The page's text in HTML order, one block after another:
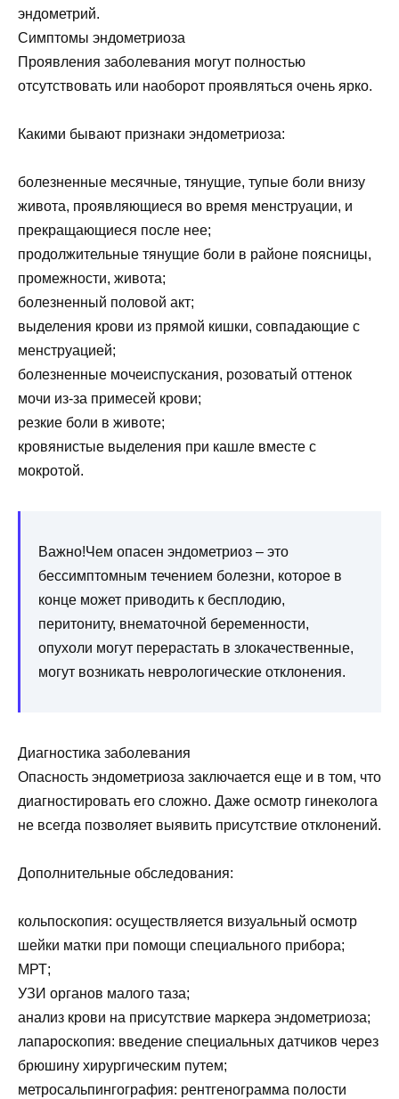
эндометрий.
Симптомы эндометриоза
Проявления заболевания могут полностью
отсутствовать или наоборот проявляться очень ярко.
Какими бывают признаки эндометриоза:
болезненные месячные, тянущие, тупые боли внизу
живота, проявляющиеся во время менструации, и
прекращающиеся после нее;
продолжительные тянущие боли в районе поясницы,
промежности, живота;
болезненный половой акт;
выделения крови из прямой кишки, совпадающие с
менструацией;
болезненные мочеиспускания, розоватый оттенок
мочи из-за примесей крови;
резкие боли в животе;
кровянистые выделения при кашле вместе с
мокротой.
Важно!Чем опасен эндометриоз – это
бессимптомным течением болезни, которое в
конце может приводить к бесплодию,
перитониту, внематочной беременности,
опухоли могут перерастать в злокачественные,
могут возникать неврологические отклонения.
Диагностика заболевания
Опасность эндометриоза заключается еще и в том, что
диагностировать его сложно. Даже осмотр гинеколога
не всегда позволяет выявить присутствие отклонений.
Дополнительные обследования:
кольпоскопия: осуществляется визуальный осмотр
шейки матки при помощи специального прибора;
МРТ;
УЗИ органов малого таза;
анализ крови на присутствие маркера эндометриоза;
лапароскопия: введение специальных датчиков через
брюшину хирургическим путем;
метросальпингография: рентгенограмма полости